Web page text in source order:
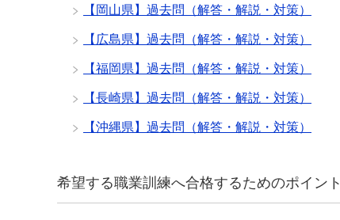
【岡山県】過去問（解答・解説・対策）
【広島県】過去問（解答・解説・対策）
【福岡県】過去問（解答・解説・対策）
【長崎県】過去問（解答・解説・対策）
【沖縄県】過去問（解答・解説・対策）
希望する職業訓練へ合格するためのポイント